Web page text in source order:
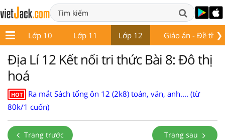
❯
9 Lớp 10 Lớp 11 Lớp 12 Giáo án - Đề thi
Địa Lí 12 Kết nối tri thức Bài 8: Đô thị
hoá
HOT
Ra mắt Sách tổng ôn 12 (2k8) toán, văn, anh.... (từ
80k/1 cuốn)
Trang trước Trang sau